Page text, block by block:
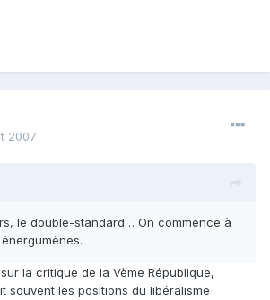
2007
le double-standard… On commence à
la critique de la Vème République,
souvent les positions du libéralisme